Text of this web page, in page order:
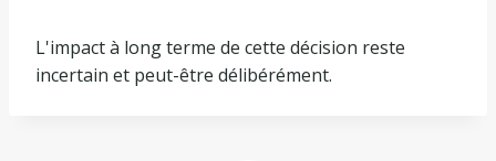
L'impact à long terme de cette décision reste
incertain et peut-être délibérément.